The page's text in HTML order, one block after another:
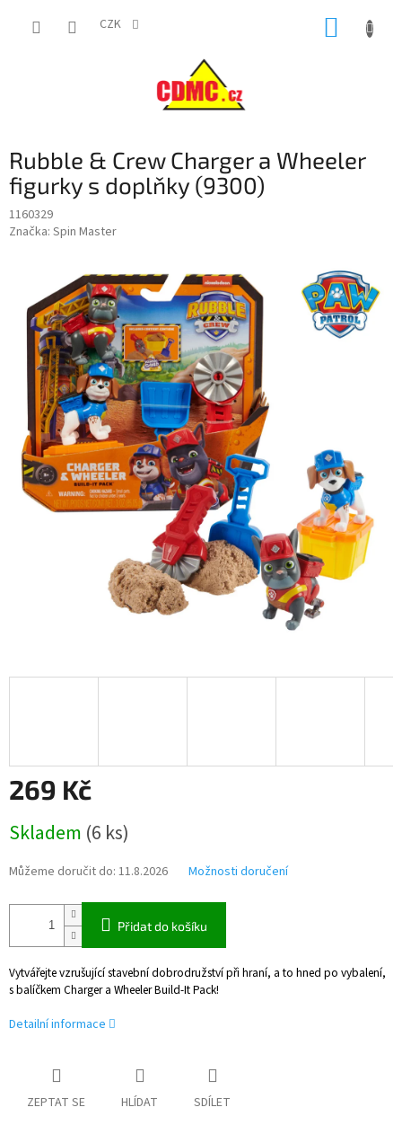
CZK
Rubble & Crew Charger a Wheeler
figurky s doplňky (9300)
1160329
Značka: Spin Master
269 Kč
cena:
Skladem (6 ks)
Můžeme doručit do: 11.8.2026 Možnosti doručení
Přidat do košíku
Vytvářejte vzrušující stavební dobrodružství při hraní, a to hned po vybalení,
s balíčkem Charger a Wheeler Build-It Pack!
Detailní informace
ZEPTAT SE HLÍDAT SDÍLET